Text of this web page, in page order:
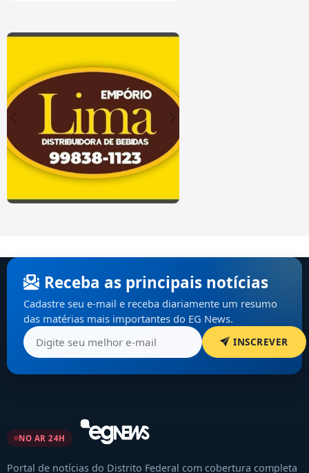
Receba as principais notícias
Cadastre seu e-mail e receba diariamente um resumo
das matérias mais importantes do EG News.
INSCREVER
NO AR 24H
Portal de notícias do Distrito Federal com cobertura completa